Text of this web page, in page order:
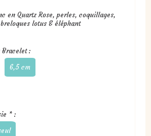
en Quartz Rose, perles, coquillages,
breloques lotus & éléphant
Bracelet :
6,5 cm
* :